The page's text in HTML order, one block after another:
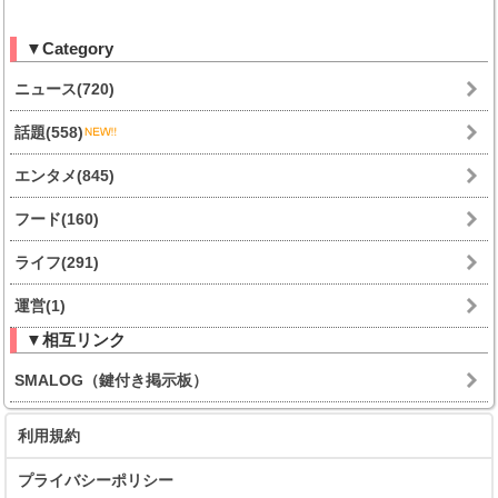
▼Category
ニュース(720)
話題(558)
エンタメ(845)
フード(160)
ライフ(291)
運営(1)
▼相互リンク
SMALOG（鍵付き掲示板）
利用規約
プライバシーポリシー